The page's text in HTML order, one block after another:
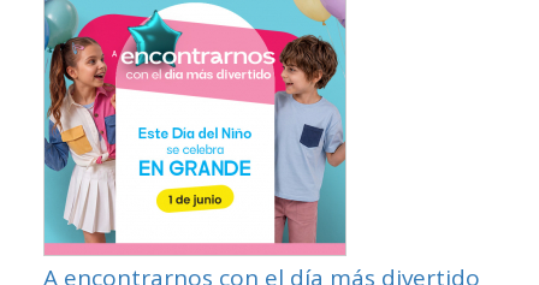
A encontrarnos con el día más divertido